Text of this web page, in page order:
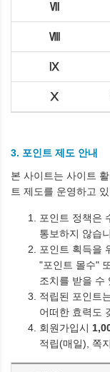
Ⅶ
Ⅷ
Ⅸ
Ⅹ
3. 포인트 제도 안내
본 사이트는 사이트
트 제도를 운영하고 있
포인트 정책은
통보하지 않습
포인트 획득을
"포인트 몰수"
조치를 받을 수
적립된 포인트
어떠한 효력도
회원가입시
적립(매일), 쪽